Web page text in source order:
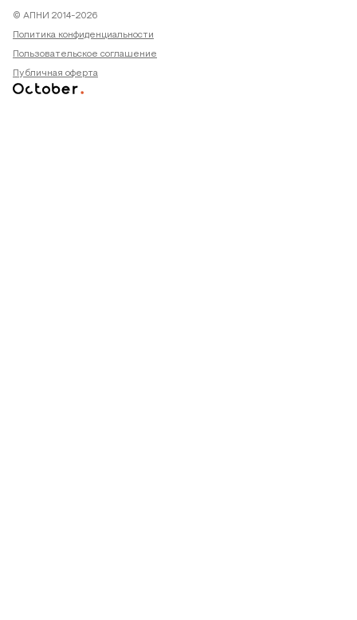
© АПНИ 2014-2026
Политика конфиденциальности
Пользовательское соглашение
Публичная оферта